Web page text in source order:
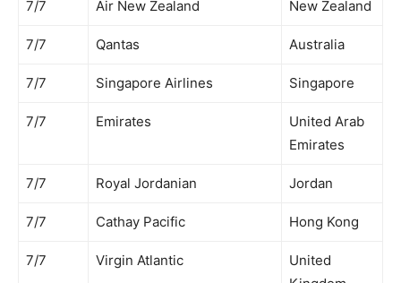
7/7 Air New Zealand New Zealand
7/7 Qantas Australia
7/7 Singapore Airlines Singapore
7/7 Emirates
United Arab
Emirates
7/7 Royal Jordanian Jordan
7/7 Cathay Pacific Hong Kong
7/7 Virgin Atlantic
United